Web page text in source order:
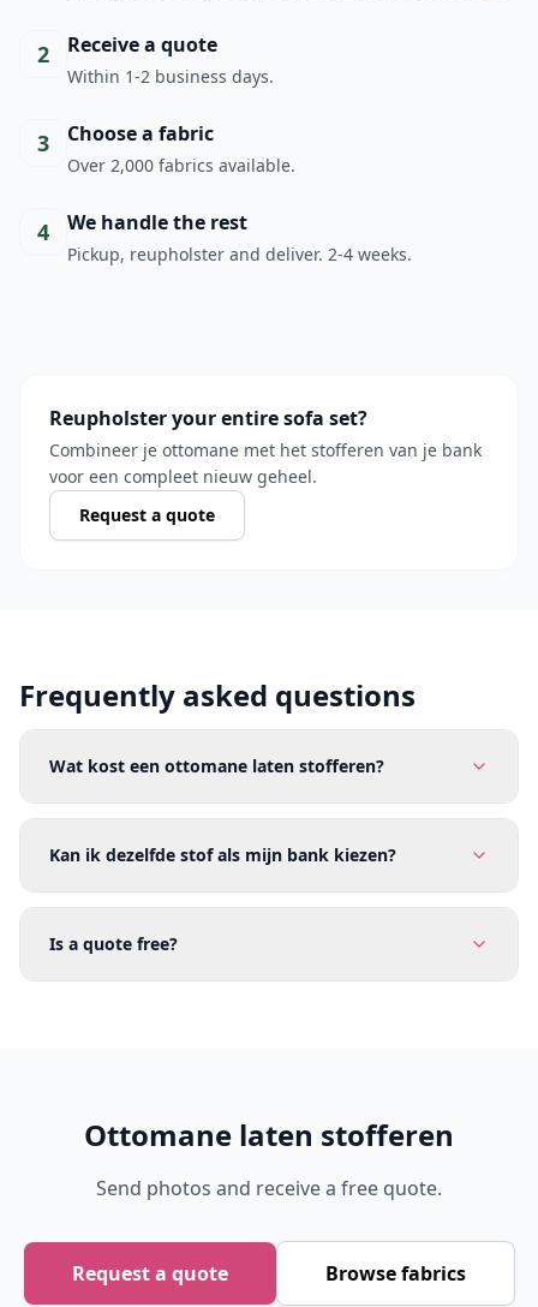
2 Receive a quote
Within 1-2 business days.
3 Choose a fabric
Over 2,000 fabrics available.
4 We handle the rest
Pickup, reupholster and deliver. 2-4 weeks.
Reupholster your entire sofa set?
Combineer je ottomane met het stofferen van je bank
voor een compleet nieuw geheel.
Request a quote
Frequently asked questions
Wat kost een ottomane laten stofferen?
Kan ik dezelfde stof als mijn bank kiezen?
Is a quote free?
Ottomane laten stofferen
Send photos and receive a free quote.
Request a quote Browse fabrics